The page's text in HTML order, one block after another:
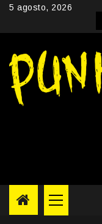
Skip5 agosto, 2026
Primary
Menu